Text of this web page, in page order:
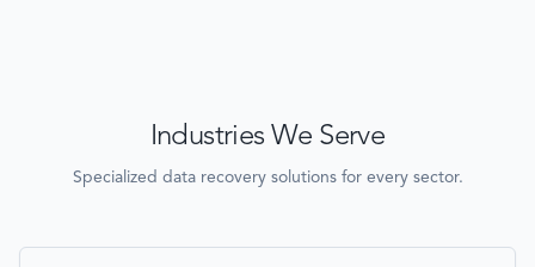
Industries We Serve
Specialized data recovery solutions for every sector.